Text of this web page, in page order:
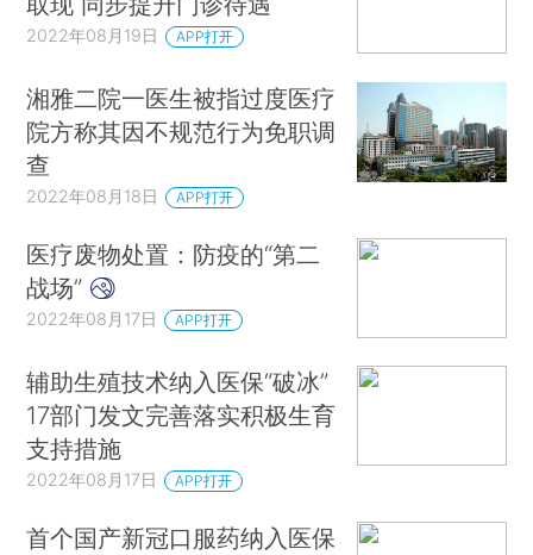
2022年08月19日 APP打开
湘雅二院一医生被指过度医疗
院方称其因不规范行为免职调
查
2022年08月18日 APP打开
医疗废物处置：防疫的“第二
战场”
2022年08月17日 APP打开
辅助生殖技术纳入医保“破冰”
17部门发文完善落实积极生育
支持措施
2022年08月17日 APP打开
首个国产新冠口服药纳入医保